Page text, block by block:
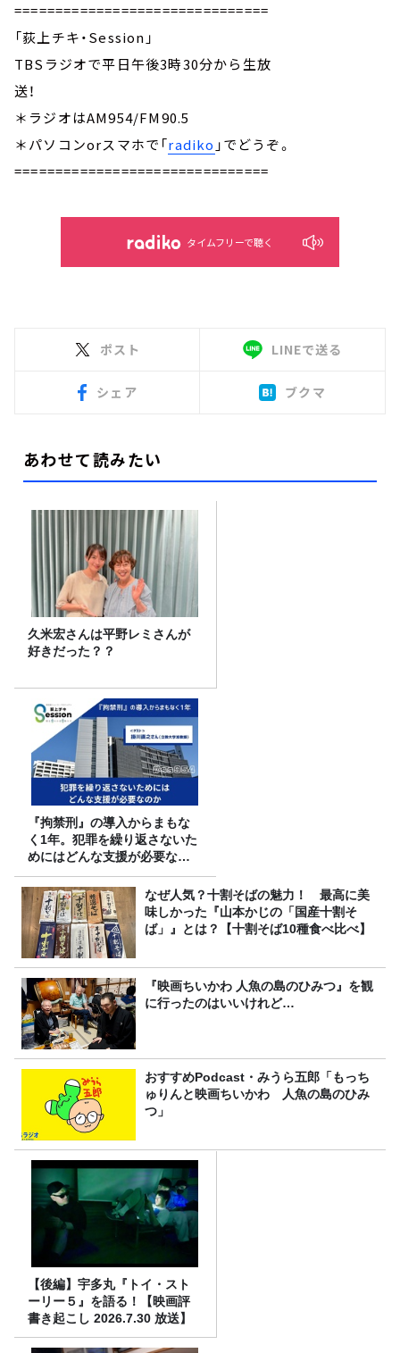
===============================
「荻上チキ・Session」
TBSラジオで平日午後3時30分から生放
送！
＊ラジオはAM954/FM90.5
＊パソコンorスマホで「radiko 」でどうぞ。
===============================
タイムフリーで聴く
ポスト LINEで送る
シェア ブクマ
あわせて読みたい
久米宏さんは平野レミさんが
好きだった？？
『拘禁刑』の導入からまもな
く1年。犯罪を繰り返さないた
めにはどんな支援が必要なの
か
なぜ人気？十割そばの魅力！ 最高に美
味しかった『山本かじの「国産十割そ
ば」』とは？【十割そば10種食べ比べ】
『映画ちいかわ 人魚の島のひみつ』を観
に行ったのはいいけれど…
おすすめPodcast・みうら五郎「もっち
ゅりんと映画ちいかわ 人魚の島のひみ
つ」
【後編】宇多丸『トイ・スト
ーリー５』を語る！【映画評
書き起こし 2026.7.30 放送】